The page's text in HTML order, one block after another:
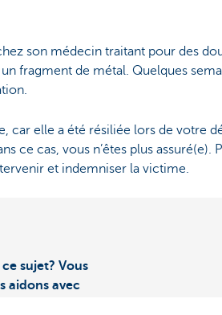
son médecin traitant pour des
fragment de métal. Quelques
car elle a été résiliée lors de votre
ce cas, vous n’êtes plus
et indemniser la victime.
sujet? Vous
aidons avec